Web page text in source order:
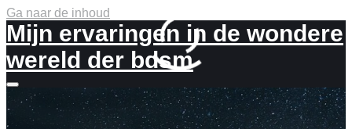
Ga naar de inhoud
Mijn ervaringen in de wondere
wereld der bdsm
Meer
info